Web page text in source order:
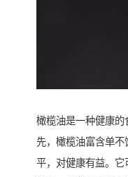
橄榄油是一种健康的
先，橄榄油富含单
平，对健康有益。它